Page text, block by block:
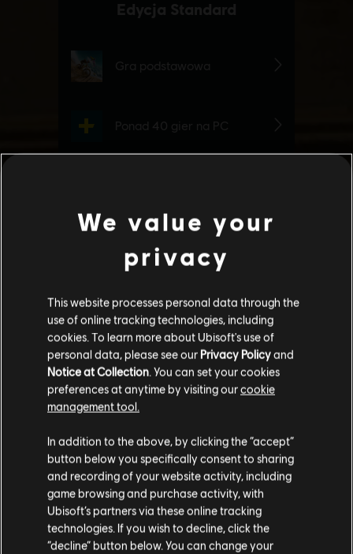
Zjednoczone.
Odwiedź nasz lokalny Sklep by dokonać zakupu.
Zostań w obecnym Sklepie
We value your
privacy
This website processes personal data through the
use of online tracking technologies, including
cookies. To learn more about Ubisoft's use of
personal data, please see our Privacy Policyand
Notice at Collection. You can set your cookies
preferences at anytime by visiting ourcookie
management tool.
In addition to the above, by clicking the “accept”
button below you specifically consent to sharing
and recording of your website activity, including
game browsing and purchase activity, with
Ubisoft’s partners via these online tracking
technologies. If you wish to decline, click the
“decline” button below. You can change your